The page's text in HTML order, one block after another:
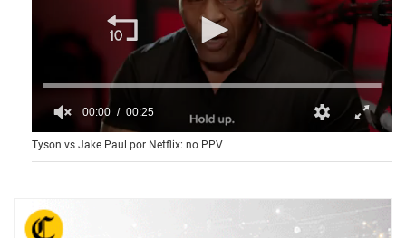
0
o
s
e
00:00 00:25
Tyson vs Jake Paul por Netflix: no PPV